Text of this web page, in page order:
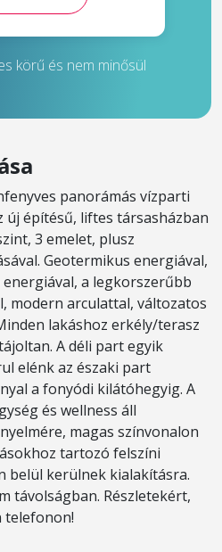
körű és nem minősül
panorámás vízparti
új építésű, liftes társasházban
3 emelet, plusz
Geotermikus energiával,
a legkorszerűbb
modern arculattal, változatos
lakáshoz erkély/terasz
A déli part egyik
elénk az északi part
a fonyódi kilátóhegyig. A
és wellness áll
magas színvonalon
tartozó felszíni
belül kerülnek kialakításra.
távolságban. Részletekért,
telefonon!